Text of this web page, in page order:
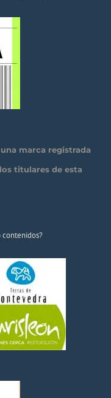
marca registrada
titulares de esta
contenidos?